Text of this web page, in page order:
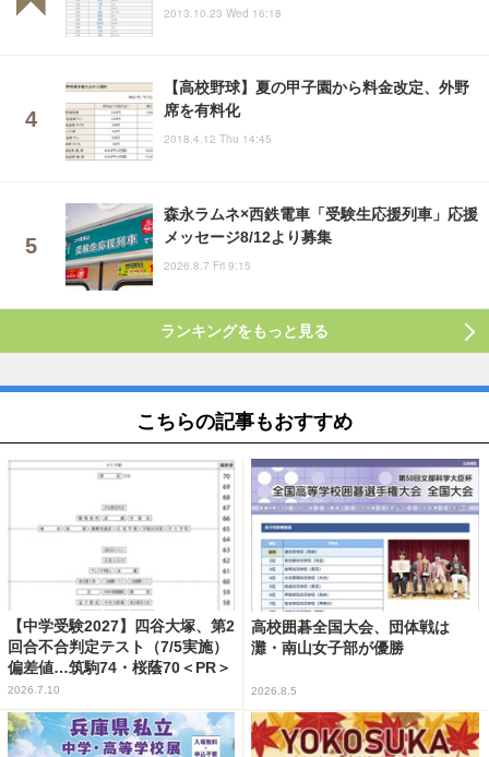
2013.10.23 Wed 16:18
【高校野球】夏の甲子園から料金改定、外野
席を有料化
2018.4.12 Thu 14:45
森永ラムネ×西鉄電車「受験生応援列車」応援
メッセージ8/12より募集
2026.8.7 Fri 9:15
ランキングをもっと見る
こちらの記事もおすすめ
【中学受験2027】四谷大塚、第2
回合不合判定テスト（7/5実施）
偏差値…筑駒74・桜蔭70＜PR＞
2026.7.10
高校囲碁全国大会、団体戦は
灘・南山女子部が優勝
2026.8.5